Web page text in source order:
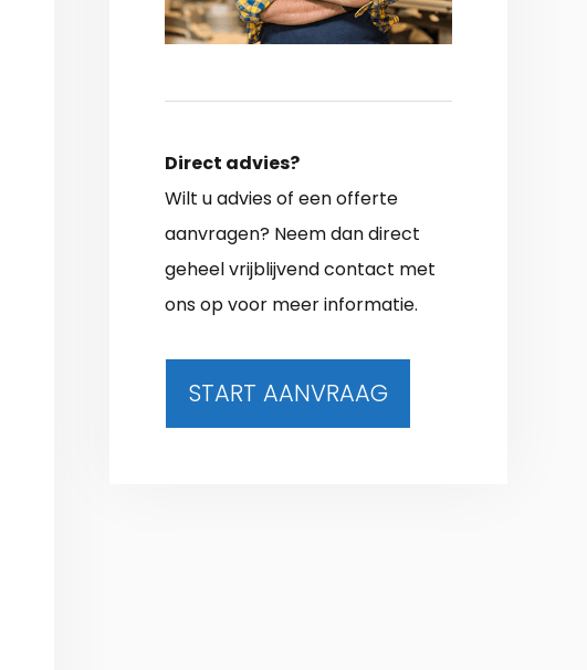
Direct advies?
Wilt u advies of een offerte
aanvragen? Neem dan direct
geheel vrijblijvend contact met
ons op voor meer informatie.
START AANVRAAG